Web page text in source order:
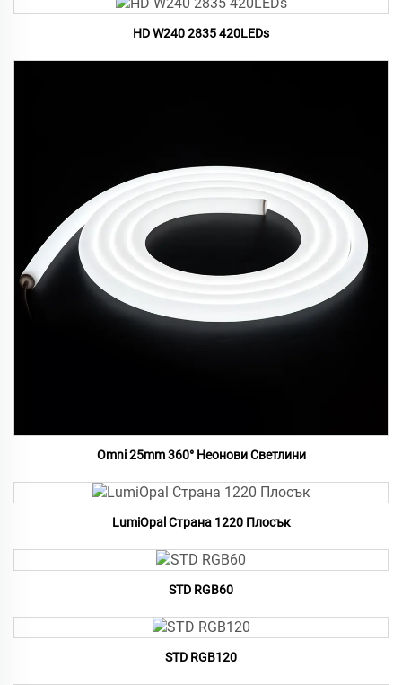
HD W240 2835 420LEDs
Omni 25mm 360° Неонови Светлини
LumiOpal Страна 1220 Плосък
STD RGB60
STD RGB120